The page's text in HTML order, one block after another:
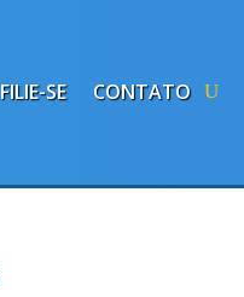
FILIE-SE CONTATO